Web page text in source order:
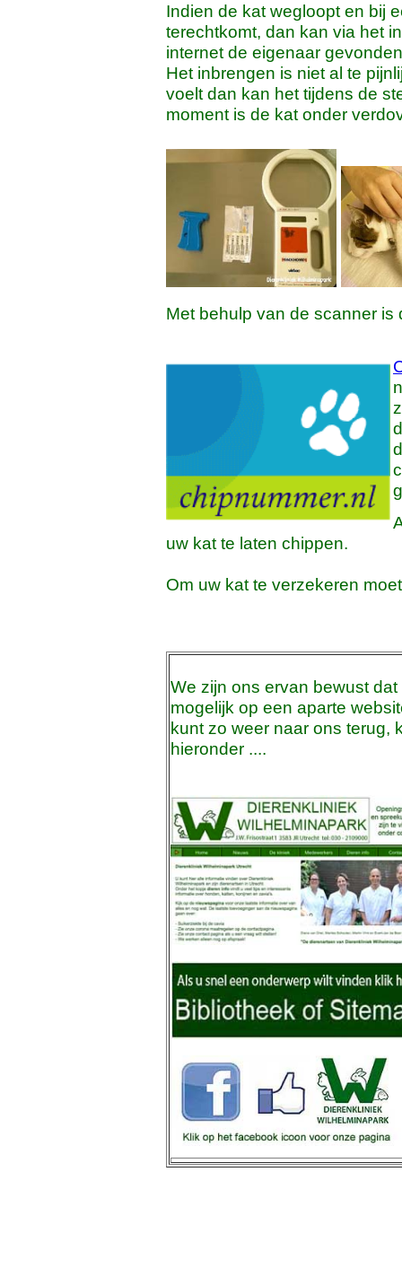
Indien de kat wegloopt en bij
terechtkomt, dan kan via het
internet de eigenaar
Het inbrengen is niet al te
voelt dan kan het tijdens de
moment is de kat onder
Met behulp van de scanner is
uw kat te laten chippen.
Om uw kat te verzekeren
We zijn ons ervan bewust
mogelijk op een aparte
kunt zo weer naar ons terug,
hieronder ....